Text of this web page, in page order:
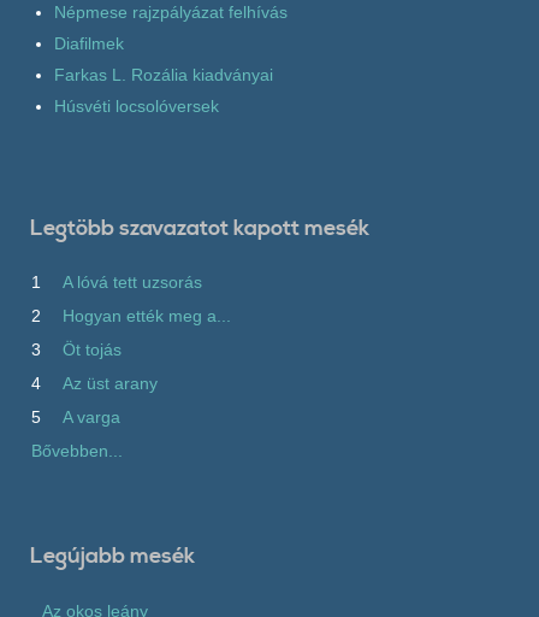
Népmese rajzpályázat felhívás
Diafilmek
Farkas L. Rozália kiadványai
Húsvéti locsolóversek
Legtöbb szavazatot kapott mesék
1
A lóvá tett uzsorás
2
Hogyan ették meg a...
3
Öt tojás
4
Az üst arany
5
A varga
Bővebben...
Legújabb mesék
Az okos leány